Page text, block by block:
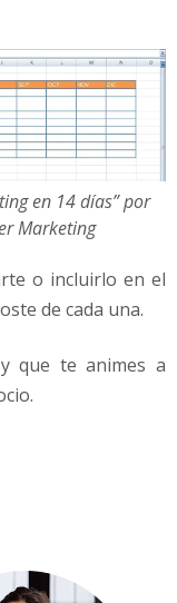
en 14 días” por
Marketing
o incluirlo en el
de cada una.
que te animes a